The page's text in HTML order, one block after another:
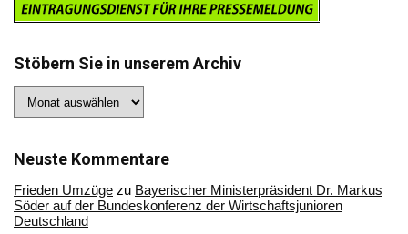
Stöbern Sie in unserem Archiv
Sie
Archiv
Neuste Kommentare
Frieden Umzüge zu Bayerischer Ministerpräsident Dr. Markus
Söder auf der Bundeskonferenz der Wirtschaftsjunioren
Deutschland